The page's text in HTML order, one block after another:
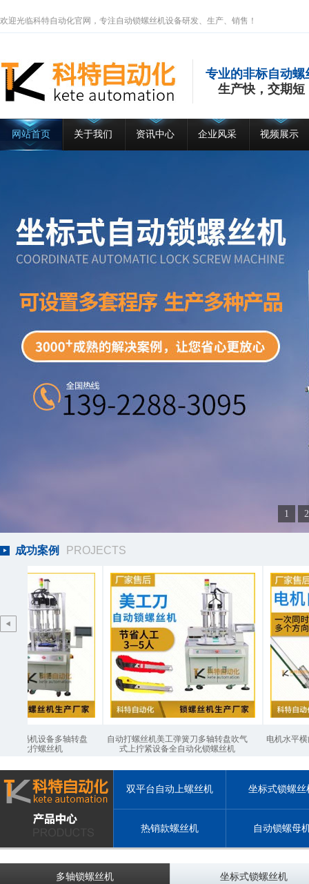
欢迎光临科特自动化官网，专注自动锁螺丝机设备研发、生产、销售！
专业的非标自动螺
生产快，交期短
网站首页 关于我们 资讯中心 企业风采 视频展示
1 2
成功案例 PROJECTS
机设备多轴转盘
拧螺丝机
自动打螺丝机美工弹簧刀多轴转盘吹气
式上拧紧设备全自动化锁螺丝机
电机水平横向自
双平台自动上螺丝机 坐标式锁螺丝
热销款螺丝机 自动锁螺母
多轴锁螺丝机 坐标式锁螺丝机